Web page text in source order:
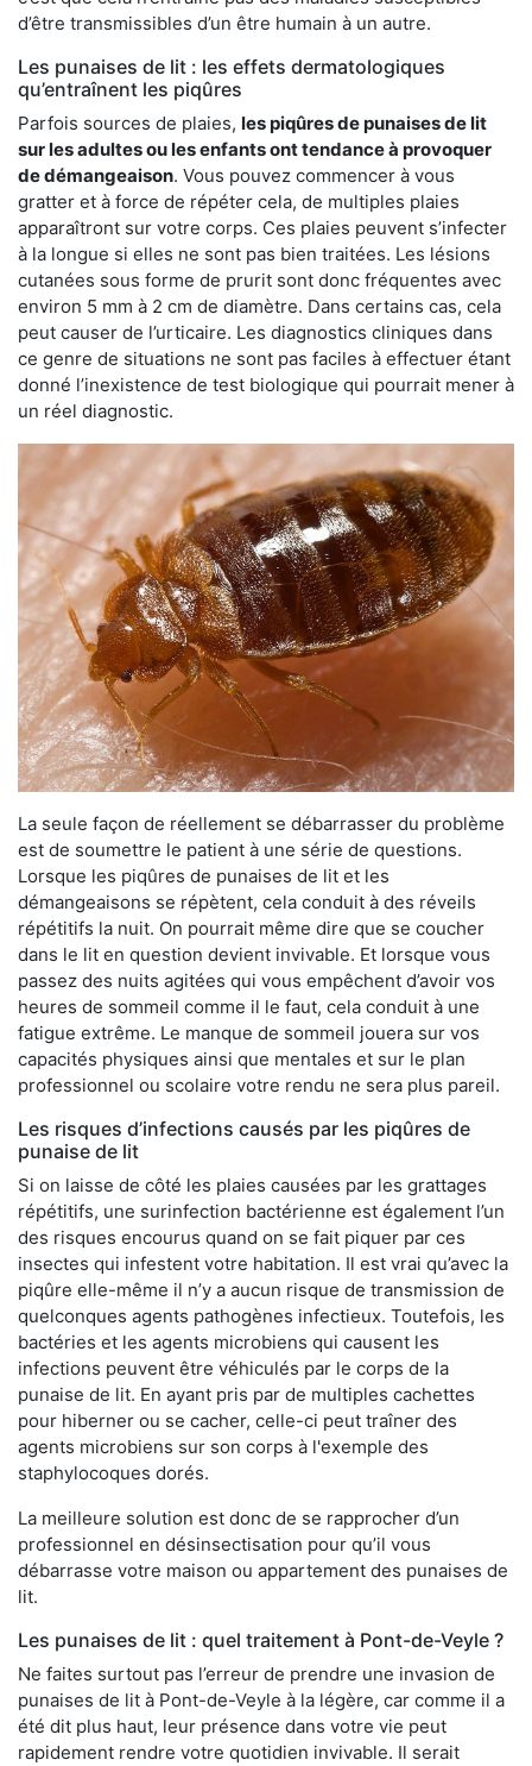
d’être transmissibles d’un être humain à un autre.
Les punaises de lit : les effets dermatologiques
qu’entraînent les piqûres
Parfois sources de plaies, les piqûres de punaises de lit
sur les adultes ou les enfants ont tendance à provoquer
de démangeaison. Vous pouvez commencer à vous
gratter et à force de répéter cela, de multiples plaies
apparaîtront sur votre corps. Ces plaies peuvent s’infecter
à la longue si elles ne sont pas bien traitées. Les lésions
cutanées sous forme de prurit sont donc fréquentes avec
environ 5 mm à 2 cm de diamètre. Dans certains cas, cela
peut causer de l’urticaire. Les diagnostics cliniques dans
ce genre de situations ne sont pas faciles à effectuer étant
donné l’inexistence de test biologique qui pourrait mener à
un réel diagnostic.
La seule façon de réellement se débarrasser du problème
est de soumettre le patient à une série de questions.
Lorsque les piqûres de punaises de lit et les
démangeaisons se répètent, cela conduit à des réveils
répétitifs la nuit. On pourrait même dire que se coucher
dans le lit en question devient invivable. Et lorsque vous
passez des nuits agitées qui vous empêchent d’avoir vos
heures de sommeil comme il le faut, cela conduit à une
fatigue extrême. Le manque de sommeil jouera sur vos
capacités physiques ainsi que mentales et sur le plan
professionnel ou scolaire votre rendu ne sera plus pareil.
Les risques d’infections causés par les piqûres de
punaise de lit
Si on laisse de côté les plaies causées par les grattages
répétitifs, une surinfection bactérienne est également l’un
des risques encourus quand on se fait piquer par ces
insectes qui infestent votre habitation. Il est vrai qu’avec la
piqûre elle-même il n’y a aucun risque de transmission de
quelconques agents pathogènes infectieux. Toutefois, les
bactéries et les agents microbiens qui causent les
infections peuvent être véhiculés par le corps de la
punaise de lit. En ayant pris par de multiples cachettes
pour hiberner ou se cacher, celle-ci peut traîner des
agents microbiens sur son corps à l'exemple des
staphylocoques dorés.
La meilleure solution est donc de se rapprocher d’un
professionnel en désinsectisation pour qu’il vous
débarrasse votre maison ou appartement des punaises de
lit.
Les punaises de lit : quel traitement à Pont-de-Veyle ?
Ne faites surtout pas l’erreur de prendre une invasion de
punaises de lit à Pont-de-Veyle à la légère, car comme il a
été dit plus haut, leur présence dans votre vie peut
rapidement rendre votre quotidien invivable. Il serait